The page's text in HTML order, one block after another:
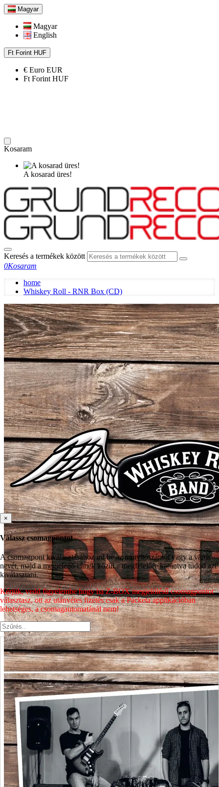
Magyar
Magyar
English
Ft Forint HUF
€ Euro EUR
Ft Forint HUF
Kosaram
A kosarad üres!
Keresés a termékek között
0Kosaram
home
Whiskey Roll - RNR Box (CD)
×
Válassz csomagpontot
A csomagpont kiválasztásához írd be az irányítószámot vagy a város
nevét, majd a megjelenő címek közül a megfelelőre kattintva tudod azt
kiválasztani.
Kérjük, vedd figyelembe hogy ha Z-BOX megjelölésű csomagpontot
választasz, ott az utánvétes fizetés csak a Packeta applikációban
lehetséges, a csomagautomatánál nem!